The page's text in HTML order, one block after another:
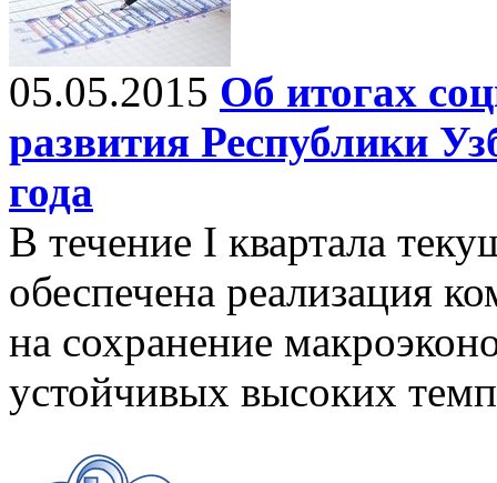
05.05.2015 Об итогах
развития Республики
года
В течение I квартала
обеспечена реализация
на сохранение
устойчивых высоких